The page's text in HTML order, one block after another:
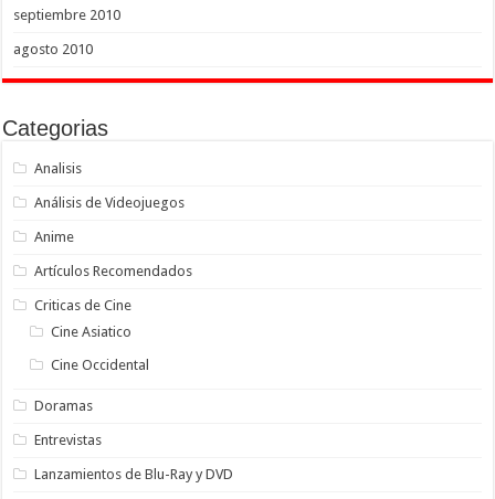
septiembre 2010
agosto 2010
Categorias
Analisis
Análisis de Videojuegos
Anime
Artículos Recomendados
Criticas de Cine
Cine Asiatico
Cine Occidental
Doramas
Entrevistas
Lanzamientos de Blu-Ray y DVD